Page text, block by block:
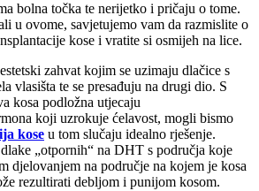
bolna točka te nerijetko i pričaju o tome.
u ovome, savjetujemo vam da razmislite o
kose i vratite si osmijeh na lice.
zahvat kojim se uzimaju dlačice s
vlasišta te se presađuju na drugi dio. S
kosa podložna utjecaju
koji uzrokuje ćelavost, mogli bismo
kose u tom slučaju idealno rješenje.
„otpornih“ na DHT s područja koje
djelovanjem na područje na kojem je kosa
rezultirati debljom i punijom kosom.